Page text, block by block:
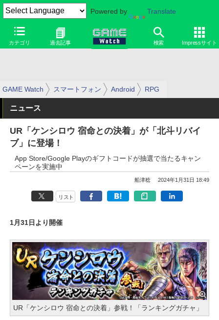
Powered by Translate
カテゴリ 過去記事 検索 Impressサイト
GAME Watch スマートフォン Android RPG
ニュース
UR「ケンシロウ 宿命との決着」が「北斗リバイ
ブ」に登場！
App Store/Google Playのギフトコードが抽選で当たるキャン
ペーンを実施中
船津稔 2024年1月31日 18:49
リスト
1月31日より開催
UR「ケンシロウ 宿命との決着」参戦！「ランキングガチャ」